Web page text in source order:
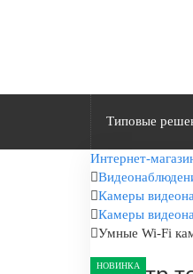
Типовые
Интернет-
Камеры
Камеры
Умные Wi-Fi
НОВИНКА
НОВИНКА
НОВИНКА
НОВИНКА
НОВИНКА
НОВИНКА
НОВИНКА